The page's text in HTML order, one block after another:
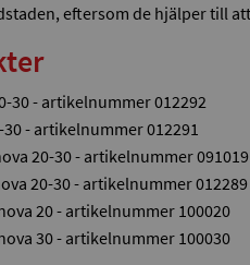
eftersom de hjälper till
30 - artikelnummer 012292
- artikelnummer 012291
20-30 - artikelnummer 091019
20-30 - artikelnummer 012289
20 - artikelnummer 100020
30 - artikelnummer 100030